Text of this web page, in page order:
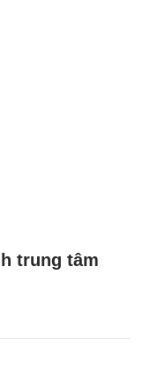
trung tâm